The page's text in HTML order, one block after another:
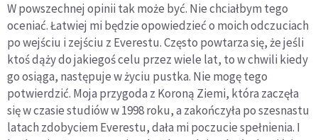
W powszechnej opinii tak może być. Nie chciałbym tego
oceniać. Łatwiej mi będzie opowiedzieć o moich odczuciach
po wejściu i zejściu z Everestu. Często powtarza się, że jeśli
ktoś dąży do jakiegoś celu przez wiele lat, to w chwili kiedy
go osiąga, następuje w życiu pustka. Nie mogę tego
potwierdzić. Moja przygoda z Koroną Ziemi, która zaczęła
się w czasie studiów w 1998 roku, a zakończyła po szesnastu
latach zdobyciem Everestu, dała mi poczucie spełnienia. I